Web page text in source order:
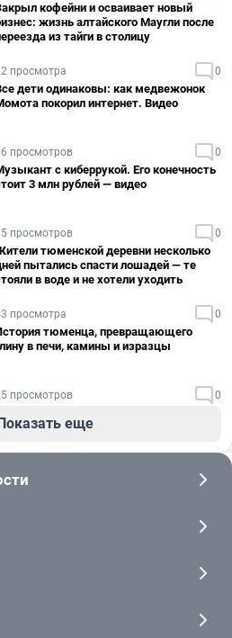
кофейни и осваивает новый
жизнь алтайского Маугли после
из тайги в столицу
просмотра 0
дети одинаковы: как медвежонок
покорил интернет. Видео
просмотров 0
с киберрукой. Его конечность
3 млн рублей — видео
просмотров 0
тюменской деревни несколько
пытались спасти лошадей — те
в воде и не хотели уходить
просмотра 0
тюменца, превращающего
в печи, камины и изразцы
просмотров 0
еще